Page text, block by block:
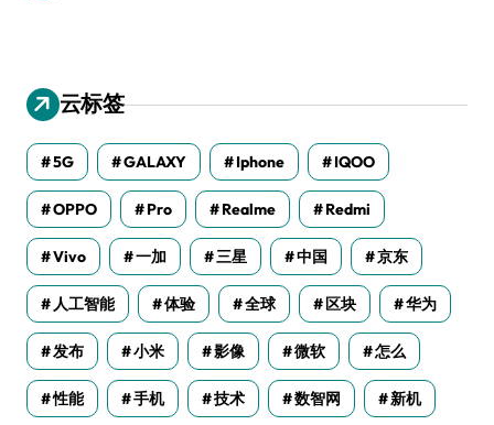
云标签
5G GALAXY Iphone IQOO
OPPO Pro Realme Redmi
Vivo 一加 三星 中国 京东
人工智能 体验 全球 区块 华为
发布 小米 影像 微软 怎么
性能 手机 技术 数智网 新机